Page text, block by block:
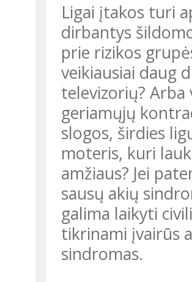
Ligai įtakos turi
dirbantys
prie rizikos
veikiausiai daug
televizorių?
geriamųjų
slogos, širdies
moteris, kuri
amžiaus? Jei
sausų akių
galima laikyti
tikrinami įvairūs
sindromas.